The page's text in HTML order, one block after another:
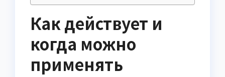
Как действует и
когда можно
применять